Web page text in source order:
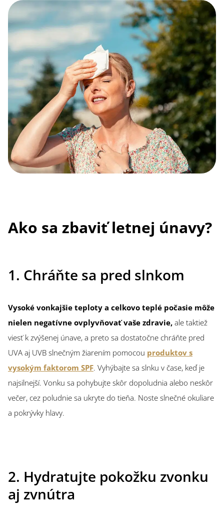
Ako sa zbaviť letnej únavy?
1. Chráňte sa pred slnkom
Vysoké vonkajšie teploty a celkovo teplé počasie môže
nielen negatívne ovplyvňovať vaše zdravie, ale taktiež
viesť k zvýšenej únave, a preto sa dostatočne chráňte pred
UVA aj UVB slnečným žiarením pomocou produktov s
vysokým faktorom SPF. Vyhýbajte sa slnku v čase, keď je
najsilnejší. Vonku sa pohybujte skôr dopoludnia alebo neskôr
večer, cez poludnie sa ukryte do tieňa. Noste slnečné okuliare
a pokrývky hlavy.
2. Hydratujte pokožku zvonku
aj zvnútra